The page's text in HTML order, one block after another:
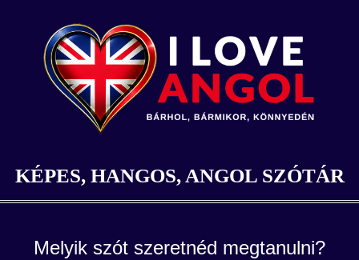
KÉPES, HANGOS, ANGOL SZÓTÁR
Melyik szót szeretnéd megtanulni?